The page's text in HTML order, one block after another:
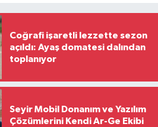
Coğrafi işaretli lezzette sezon
açıldı: Ayaş domatesi dalından
toplanıyor
Seyir Mobil Donanım ve Yazılım
Çözümlerini Kendi Ar-Ge Ekibi